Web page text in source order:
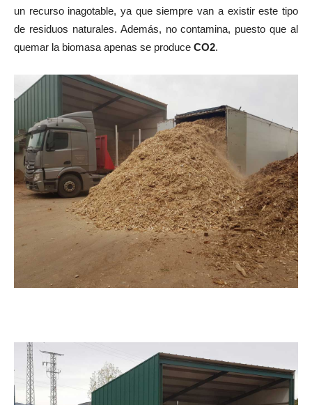
un recurso inagotable, ya que siempre van a existir este tipo
de residuos naturales. Además, no contamina, puesto que al
quemar la biomasa apenas se produce CO2.